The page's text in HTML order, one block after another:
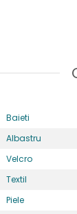
Baieti
Albastru
Velcro
Textil
Piele